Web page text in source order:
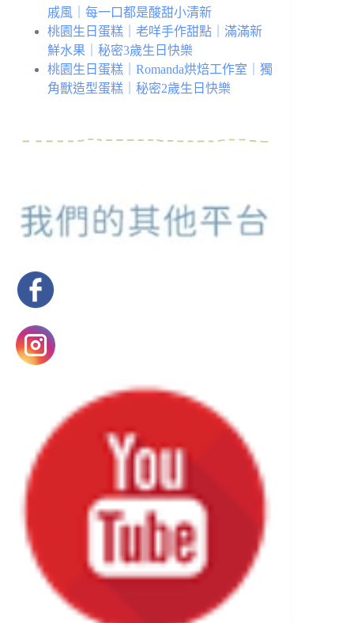
戚風｜每一口都是酸甜小清新
桃園生日蛋糕｜老咩手作甜點｜滿滿新
鮮水果｜秘密3歲生日快樂
桃園生日蛋糕｜Romanda烘焙工作室｜獨
角獸造型蛋糕｜秘密2歲生日快樂